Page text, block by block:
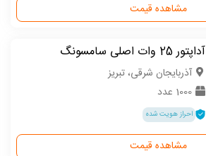
مشاهده قیمت
آداپتور 25 وات اصلی سامسونگ
آذربایجان شرقی، تبریز
1000 عدد
احراز هویت شده
مشاهده قیمت